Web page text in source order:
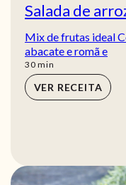
Salada de
Mix de frutas ideal
abacate e romã e
30min
min
VER RECEITA